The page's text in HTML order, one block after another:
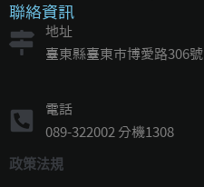
聯絡資訊
地址
臺東縣臺東市博愛路306號
電話
089-322002 分機1308
政策法規